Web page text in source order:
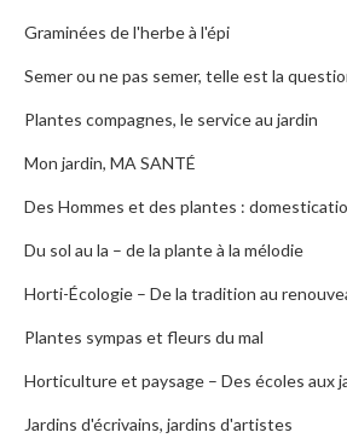
Graminées de l'herbe à l'épi
Semer ou ne pas semer, telle est la
Plantes compagnes, le service au jardin
Mon jardin, MA SANTÉ
Des Hommes et des plantes :
Du sol au la – de la plante à la mélodie
Horti-Écologie – De la tradition au
Plantes sympas et fleurs du mal
Horticulture et paysage – Des écoles aux
Jardins d'écrivains, jardins d'artistes